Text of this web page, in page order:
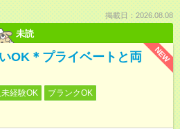
掲載日：2026.08.08
未読
NEW
OK＊プライベートと両
経験OK
ブランクOK